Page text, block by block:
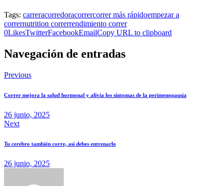
Tags: carreracorredoracorrercorrer más rápidoempezar a
corrernutrition correrrendimiento correr
0LikesTwitterFacebookEmailCopy URL to clipboard
Navegación de entradas
Previous
Correr mejora la salud hormonal y alivia los síntomas de la perimenopausia
26 junio, 2025
Next
Tu cerebro también corre, así debes entrenarlo
26 junio, 2025